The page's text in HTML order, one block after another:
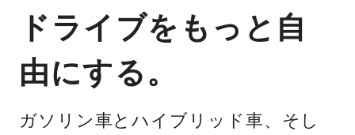
ドライブをもっと自
由にする。
ガソリン車とハイブリッド車、そし